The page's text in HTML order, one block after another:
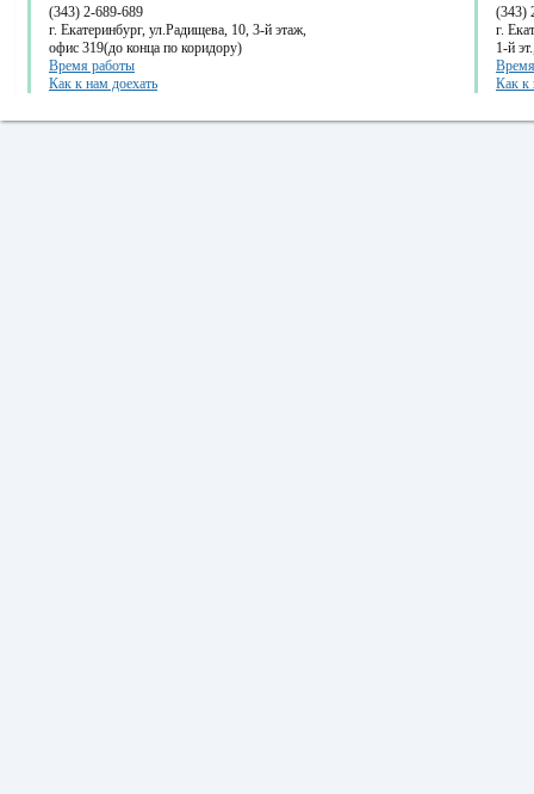
(343) 2-689-689
г. Екатеринбург, ул.Радищева, 10, 3-й этаж,
офис 319(до конца по коридору)
Время работы
Как к нам доехать
(343)
г.
1-й
Как к